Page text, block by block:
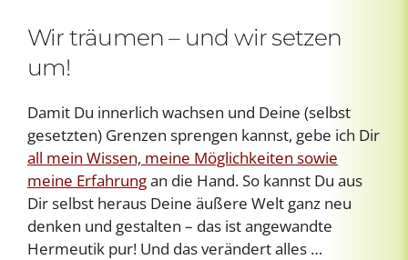
Wir träumen – und wir setzen
um!
Damit Du innerlich wachsen und Deine (selbst
gesetzten) Grenzen sprengen kannst, gebe ich Dir
all mein Wissen, meine Möglichkeiten sowie
meine Erfahrungan die Hand. So kannst Du aus
Dir selbst heraus Deine äußere Welt ganz neu
denken und gestalten – das ist angewandte
Hermeutik pur! Und das verändert alles …